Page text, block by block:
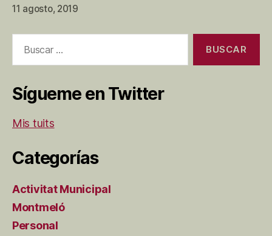
11 agosto, 2019
Sígueme en Twitter
Mis tuits
Categorías
Activitat Municipal
Montmeló
Personal